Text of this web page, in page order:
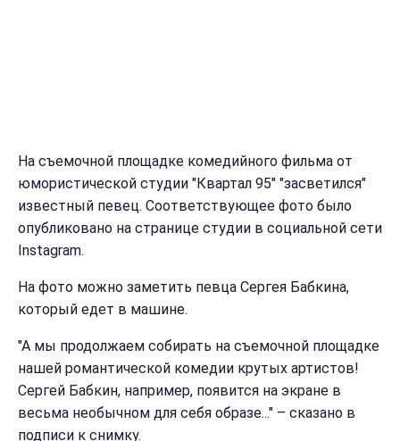
На съемочной площадке комедийного фильма от
юмористической студии "Квартал 95" "засветился"
известный певец. Соответствующее фото было
опубликовано на странице студии в социальной сети
Instagram.
На фото можно заметить певца Сергея Бабкина,
который едет в машине.
"А мы продолжаем собирать на съемочной площадке
нашей романтической комедии крутых артистов!
Сергей Бабкин, например, появится на экране в
весьма необычном для себя образе..." – сказано в
подписи к снимку.